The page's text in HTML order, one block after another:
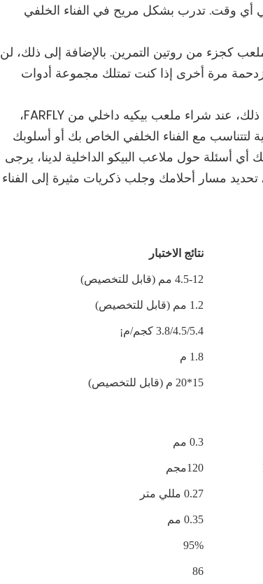
في أي وقت. تدرب بشكل مريح في الفناء الخلفي
كجزء من روتين التمرين. بالإضافة إلى ذلك، لن
مرة أخرى إذا كنت تمتلك مجموعة أدوات
تتميز ملاعبنا بخطوط لعب قياسية ولكنها تشغل مساحة أقل. بالإضافة إلى ذلك، عند شراء ملعب بيكيه داخلي من FARFLY،
لتتناسب مع الفناء الخلفي الخاص بك أو أسلوبك
أسئلة حول ملاعب البيكو الداخلية لدينا، يرجى
مسار أحلامك وجلب ذكريات مثيرة إلى الفناء
نتائج الاختبار
4.5-12 مم (قابل للتخصيص)
1.2 مم (قابل للتخصيص)
3.8/4.5/5.4 كجم/م¡
1.8 م
15*20 م (قابل للتخصيص)
0.3 مم
120مجم
0.27 مللي متر
0.35 مم
95%
86